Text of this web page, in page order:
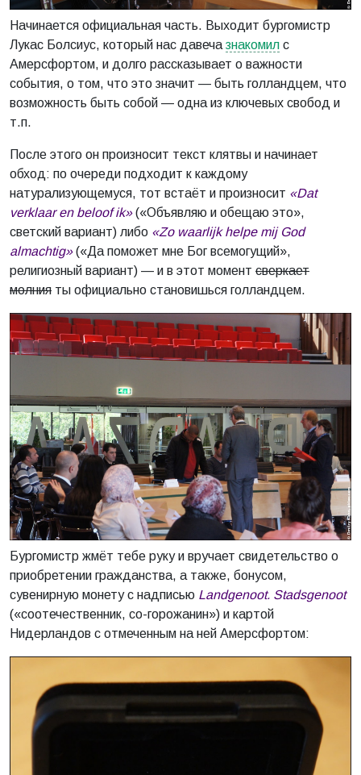
Начинается официальная часть. Выходит бургомистр
Лукас Болсиус, который нас давеча знакомил с
Амерсфортом, и долго рассказывает о важности
события, о том, что это значит — быть голландцем, что
возможность быть собой — одна из ключевых свобод и
т.п.
После этого он произносит текст клятвы и начинает
обход: по очереди подходит к каждому
натурализующемуся, тот встаёт и произносит «Dat
verklaar en beloof ik»(«Объявляю и обещаю это»,
светский вариант) либо «Zo waarlijk helpe mij God
almachtig»(«Да поможет мне Бог всемогущий»,
религиозный вариант) — и в этот момент сверкает
молния ты официально становишься голландцем.
Бургомистр жмёт тебе руку и вручает свидетельство о
приобретении гражданства, а также, бонусом,
сувенирную монету с надписью Landgenoot. Stadsgenoot
(«соотечественник, со-горожанин») и картой
Нидерландов с отмеченным на ней Амерсфортом: